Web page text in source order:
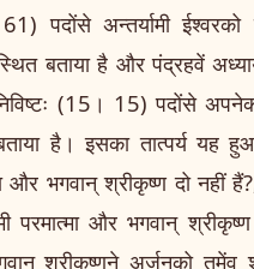
पदोंसे अन्तर्यामी ईश्वरको
बताया है और पंद्रहवें
(15। 15) पदोंसे
है। इसका तात्पर्य यह
और भगवान् श्रीकृष्ण दो नहीं
परमात्मा और भगवान्
श्रीकृष्णने अर्जुनको तमेंव